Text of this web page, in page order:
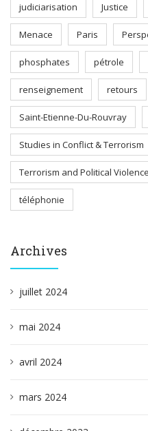
judiciarisation Justice
Menace Paris
phosphates pétrole
renseignement retours
Saint-Etienne-Du-Rouvray
Studies in Conflict & Terrorism
Terrorism and Political Violence
téléphonie
Archives
juillet 2024
mai 2024
avril 2024
mars 2024